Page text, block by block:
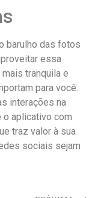
barulho das fotos
⁤essa
‍tranquila ‌e
para ⁣você.
interações na
o aplicativo com
traz valor à‍ sua
sociais sejam⁤